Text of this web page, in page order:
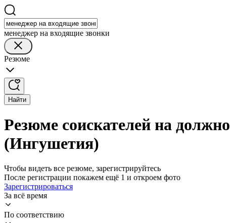
менеджер на входящие звонки
Резюме
Найти
Резюме соискателей на
(Ингушетия)
Чтобы видеть все резюме, зарегистрируйтесь
После регистрации покажем ещё 1 и откроем фото
Зарегистрироваться
За всё время
По соответствию